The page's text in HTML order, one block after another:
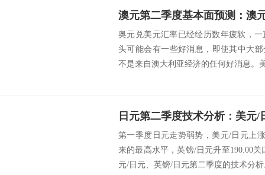
奥元兑美元汇率已经经历数年疲软，
头可能会有一些好消息，即使其中大
不是来自澳大利亚经济的任何好消息。
第一季度日元走势弱势，美元/日元上
来的最高水平，英镑/日元升至190.00
元/日元、英镑/日元第二季度的技术分